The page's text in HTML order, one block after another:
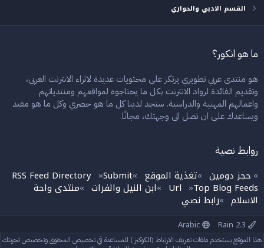
القسم الادبي والحواري
ما هو انكور؟
هو منتدى عربي تطويري يرتكز على محتويات عديدة لاثراء الانترنت العربي،
وتقديم الفائدة لرواد الانترنت بكل ما يحتاجوه لمواقعهم ومنتدياتهم
واعمالهم المهنية والدراسية. ستجد لدينا كل ما هو حصري وكل ما هو مفيد
ويساعدك على ان تصل الى وجهتك، مجانًا.
روابط نصية
» حجز دومين »تغذية الموقع »
RSS Feed Directory »Submit
Url »Top Blog Feeds
»ابن النيل والفرات »منتدى واحة
الاسلام »رابط نصي
Arabic
إتصل بنا الشروط والقوانين سياسة الخصوصية مساعدة الرئيسية R
هذا الموقع يستخدم ملفات تعريف الارتباط (الكوكيز ) للمساعدة في تخصيص المحتوى وتخصيص تجربتك